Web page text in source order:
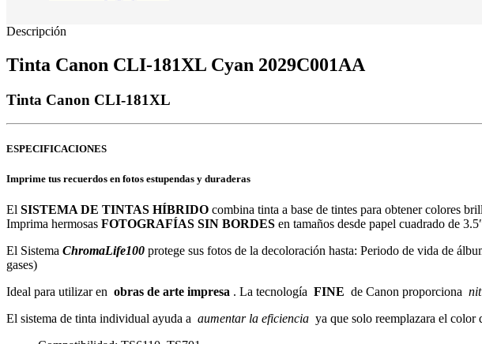
Descripción
Tinta Canon CLI-181XL Cyan 2029C001AA
Tinta Canon CLI-181XL
ESPECIFICACIONES
Imprime tus recuerdos en fotos estupendas y duraderas
El SISTEMA DE TINTAS HÍBRIDO combina tinta a base de tintes para obtener colores
Imprima hermosas FOTOGRAFÍAS SIN BORDES en tamaños desde papel cuadrado de
El Sistema ChromaLife100 protege sus fotos de la decoloración hasta: Periodo de vida de
gases)
Ideal para utilizar en obras de arte impresa . La tecnología FINE de Canon proporciona
El sistema de tinta individual ayuda a aumentar la eficiencia ya que solo reemplazara el color